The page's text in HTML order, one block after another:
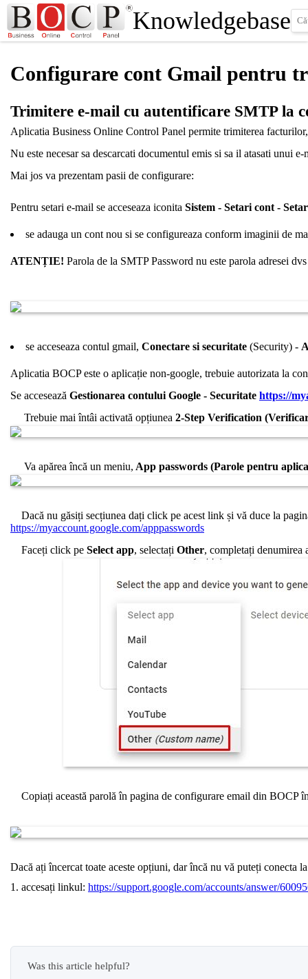
Knowledgebase
Configurare cont Gmail pentru
Trimitere e-mail cu autentificare SMTP la
Aplicatia Business Online Control Panel permite trimiterea
Nu este necesar sa descarcati documentul emis si sa il atasati unui
Mai jos va prezentam pasii de configurare:
Pentru setari e-mail se acceseaza iconita Sistem - Setari cont -
se adauga un cont nou si se configureaza conform imaginii de
ATENȚIE! Parola de la SMTP Password nu este parola adresei
se acceseaza contul gmail, Conectare si securitate (Security) -
Aplicatia BOCP este o aplicație non-google, trebuie autorizata la
Se accesează Gestionarea contului Google - Securitate https://
Trebuie mai întâi activată opțiunea 2-Step Verification
Va apărea încă un meniu, App passwords (Parole pentru
Dacă nu găsiți secțiunea dați click pe acest link și vă duce la
https://myaccount.google.com/apppasswords
Faceți click pe Select app, selectați Other, completați denumirea
Copiați această parolă în pagina de configurare email din BOCP
Dacă ați încercat toate aceste opțiuni, dar încă nu vă puteți conecta
accesați linkul: https://support.google.com/accounts/answer/
Was this article helpful?